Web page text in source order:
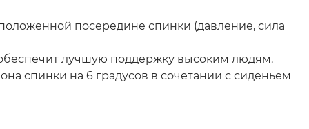
посередине спинки (давление, сила
лучшую поддержку высоким людям.
спинки на 6 градусов в сочетании с сиденьем